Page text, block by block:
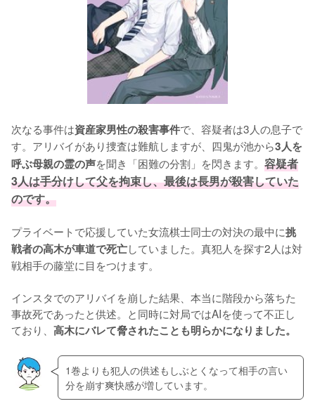
次なる事件は資産家男性の殺害事件で、容疑者は3人の息子で
す。アリバイがあり捜査は難航しますが、四鬼が池から3人を
呼ぶ母親の霊の声を聞き「困難の分割」を閃きます。 容疑者
3人は手分けして父を拘束し、最後は長男が殺害していた
のです。
プライベートで応援していた女流棋士同士の対決の最中に挑
戦者の高木が車道で死亡していました。真犯人を探す2人は対
戦相手の藤堂に目をつけます。
インスタでのアリバイを崩した結果、本当に階段から落ちた
事故死であったと供述。と同時に対局ではAIを使って不正し
ており、 高木にバレて脅されたことも明らかになりました。
1巻よりも犯人の供述もしぶとくなって相手の言い
分を崩す爽快感が増しています。